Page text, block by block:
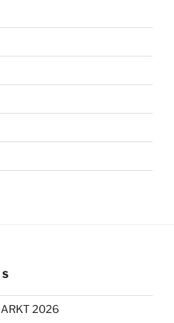
2026